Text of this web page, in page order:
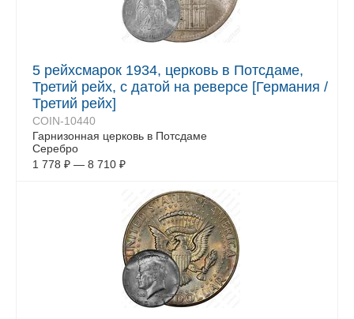
5 рейхсмарок 1934, церковь в Потсдаме,
Третий рейх, с датой на реверсе [Германия /
Третий рейх]
COIN-10440
Гарнизонная церковь в Потсдаме
Серебро
1 778 ₽ — 8 710 ₽